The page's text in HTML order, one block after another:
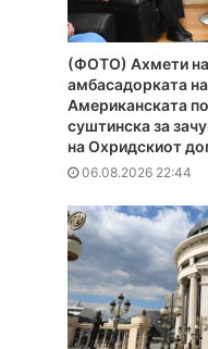
(ФОТО) Ахмети на
амбасадорката
Американската
суштинска за
на Охридскиот
06.08.2026 22:44